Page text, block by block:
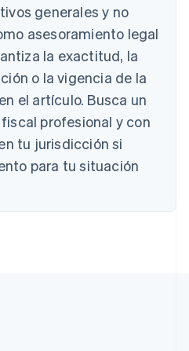
generales y no
asesoramiento legal
la exactitud, la
o la vigencia de la
el artículo. Busca un
profesional y con
tu jurisdicción si
para tu situación